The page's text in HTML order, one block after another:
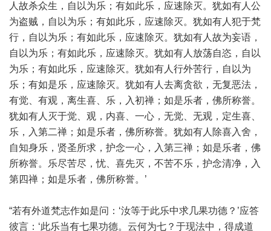
人故杀众生，自以为乐；有如此乐，应速除灭。犹如有人公
为盗贼，自以为乐；有如此乐，应速除灭。犹如有人犯于梵
行，自以为乐；有如此乐，应速除灭。犹如有人故为妄语，
自以为乐；有如此乐，应速除灭。犹如有人放荡自恣，自以
为乐；有如此乐，应速除灭。犹如有人行外苦行，自以为
乐；有如是乐，应速除灭。犹如有人去离贪欲，无复恶法，
有觉、有观，离生喜、乐，入初禅；如是乐者，佛所称誉。
犹如有人灭于觉、观，内喜、一心，无觉、无观，定生喜、
乐，入第二禅；如是乐者，佛所称誉。犹如有人除喜入舍，
自知身乐，贤圣所求，护念一心，入第三禅；如是乐者，佛
所称誉。乐尽苦尽，忧、喜先灭，不苦不乐，护念清净，入
第四禅；如是乐者，佛所称誉。’
“若有外道梵志作如是问：‘汝等于此乐中求几果功德？’应答
彼言：‘此乐当有七果功德。云何为七？于现法中，得成道